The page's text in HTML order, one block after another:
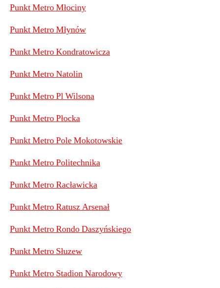
Punkt Metro Młociny
Punkt Metro Młynów
Punkt Metro Kondratowicza
Punkt Metro Natolin
Punkt Metro Pl Wilsona
Punkt Metro Płocka
Punkt Metro Pole Mokotowskie
Punkt Metro Politechnika
Punkt Metro Racławicka
Punkt Metro Ratusz Arsenał
Punkt Metro Rondo Daszyńskiego
Punkt Metro Słuzew
Punkt Metro Stadion Narodowy